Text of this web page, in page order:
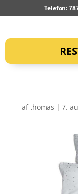
Telefon:
afthomas | 7.